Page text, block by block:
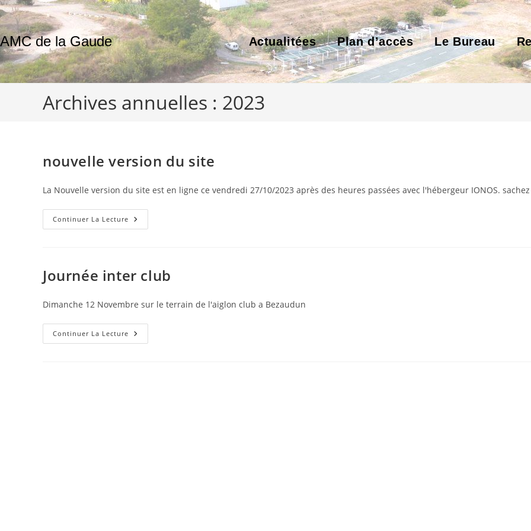
Skip
to
content
AMC de la Gaude Actualitées Plan d’accès Le Bureau
Archives annuelles : 2023
nouvelle version du site
La Nouvelle version du site est en ligne ce vendredi 27/10/2023 après des heures passées avec l'hébergeur IONOS.
Continuer La Lecture Nouvelle
Version
Journée inter club
Dimanche 12 Novembre sur le terrain de l'aiglon club a Bezaudun
Continuer La Lecture Journée
Inter